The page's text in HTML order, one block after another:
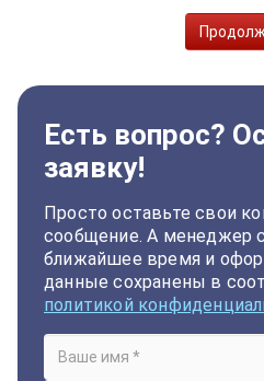
Есть вопрос?
заявку!
Просто оставьте свои
сообщение. А менеджер
ближайшее время и
данные сохранены в
политикой